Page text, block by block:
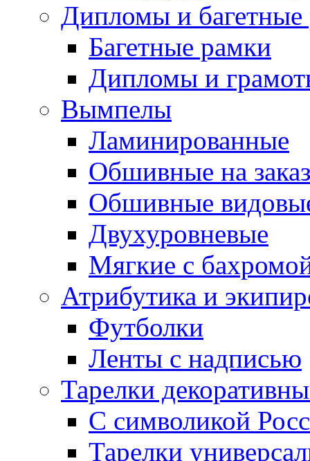
Дипломы и багетные
Багетные рамки
Дипломы и
Вымпелы
Ламинированные
Обшивные на заказ
Обшивные
Двухуровневые
Мягкие с
Атрибутика и
Футболки
Ленты с надписью
Тарелки
С символикой
Тарелки